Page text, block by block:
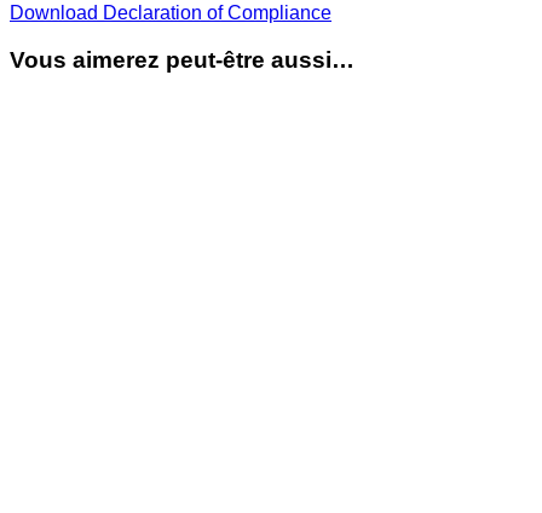
Download Declaration of Compliance
Vous aimerez peut-être aussi…